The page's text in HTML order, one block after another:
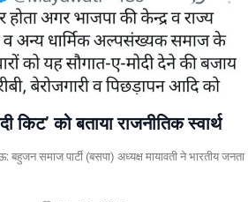
किट’ को बताया राजनीतिक स्वार्थ
बहुजन समाज पार्टी (बसपा) अध्यक्ष मायावती ने भारतीय जनता